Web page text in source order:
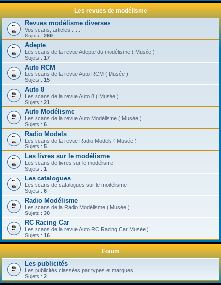
Les revues de modélisme
Revues modélisme diverses
Vos scans, articles ......
Sujets : 269
Adepte
Les scans de la revue Adepte du modélisme ( Musée )
Sujets : 17
Auto RCM
Les scans de la revue Auto RCM ( Musée )
Sujets : 15
Auto 8
Les scans de la revue Auto 8 ( Musée )
Sujets : 21
Auto Modélisme
Les scans de la revue Auto Modélisme ( Musée )
Sujets : 6
Radio Models
Les scans de la revue Radio Models ( Musée )
Sujets : 5
Les livres sur le modélisme
Les scans de livres sur le modélisme
Sujets : 1
Les catalogues
Les scans de catalogues sur le modélisme
Sujets : 6
Radio Modélisme
Les scans de la Radio Modélisme ( Musée )
Sujets : 30
RC Racing Car
Les scans de la revue Auto RC Racing Car Musée )
Sujets : 16
Forum
Les publicités
Les publicités classées par types et marques
Sujets : 2